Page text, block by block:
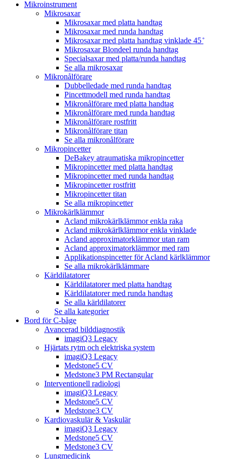
Mikroinstrument
Mikrosaxar
Mikrosaxar med platta handtag
Mikrosaxar med runda handtag
Mikrosaxar med platta handtag vinklade 45 ̊
Mikrosaxar Blondeel runda handtag
Specialsaxar med platta/runda handtag
Se alla mikrosaxar
Mikronålförare
Dubbelledade med runda handtag
Pincettmodell med runda handtag
Mikronålförare med platta handtag
Mikronålförare med runda handtag
Mikronålförare rostfritt
Mikronålförare titan
Se alla mikronålförare
Mikropincetter
DeBakey atraumatiska mikropincetter
Mikropincetter med platta handtag
Mikropincetter med runda handtag
Mikropincetter rostfritt
Mikropincetter titan
Se alla mikropincetter
Mikrokärlklämmor
Acland mikrokärlklämmor enkla raka
Acland mikrokärlklämmor enkla vinklade
Acland approximatorklämmor utan ram
Acland approximatorklämmor med ram
Applikationspincetter för Acland kärlklämmor
Se alla mikrokärlklämmare
Kärldilatatorer
Kärldilatatorer med platta handtag
Kärldilatatorer med runda handtag
Se alla kärldilatorer
Se alla kategorier
Bord för C-båge
Avancerad bilddiagnostik
imagiQ3 Legacy
Hjärtats rytm och elektriska system
imagiQ3 Legacy
Medstone5 CV
Medstone3 PM Rectangular
Interventionell radiologi
imagiQ3 Legacy
Medstone5 CV
Medstone3 CV
Kardiovaskulär & Vaskulär
imagiQ3 Legacy
Medstone5 CV
Medstone3 CV
Lungmedicink